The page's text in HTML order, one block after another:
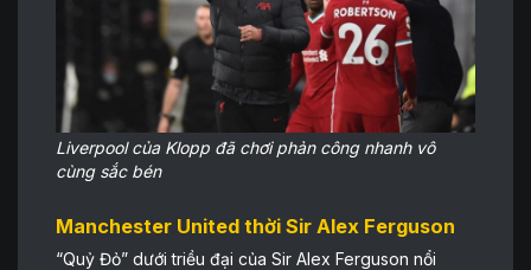
Liverpool của Klopp đã chơi phản công nhanh vô
cùng sắc bén
Manchester United thời Sir Alex Ferguson
“Quỷ Đỏ” dưới triều đại của Sir Alex Ferguson nổi